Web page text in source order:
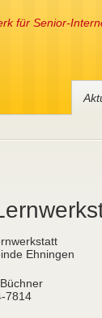
für Senior-
Ehningen
7814